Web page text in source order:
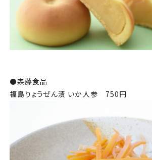
⚫️森藤食品
福島りょうぜん漬 いか人参 750円